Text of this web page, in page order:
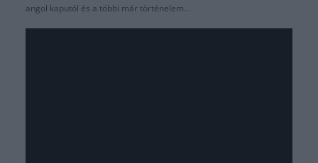
angol kaputól és a többi már történelem…